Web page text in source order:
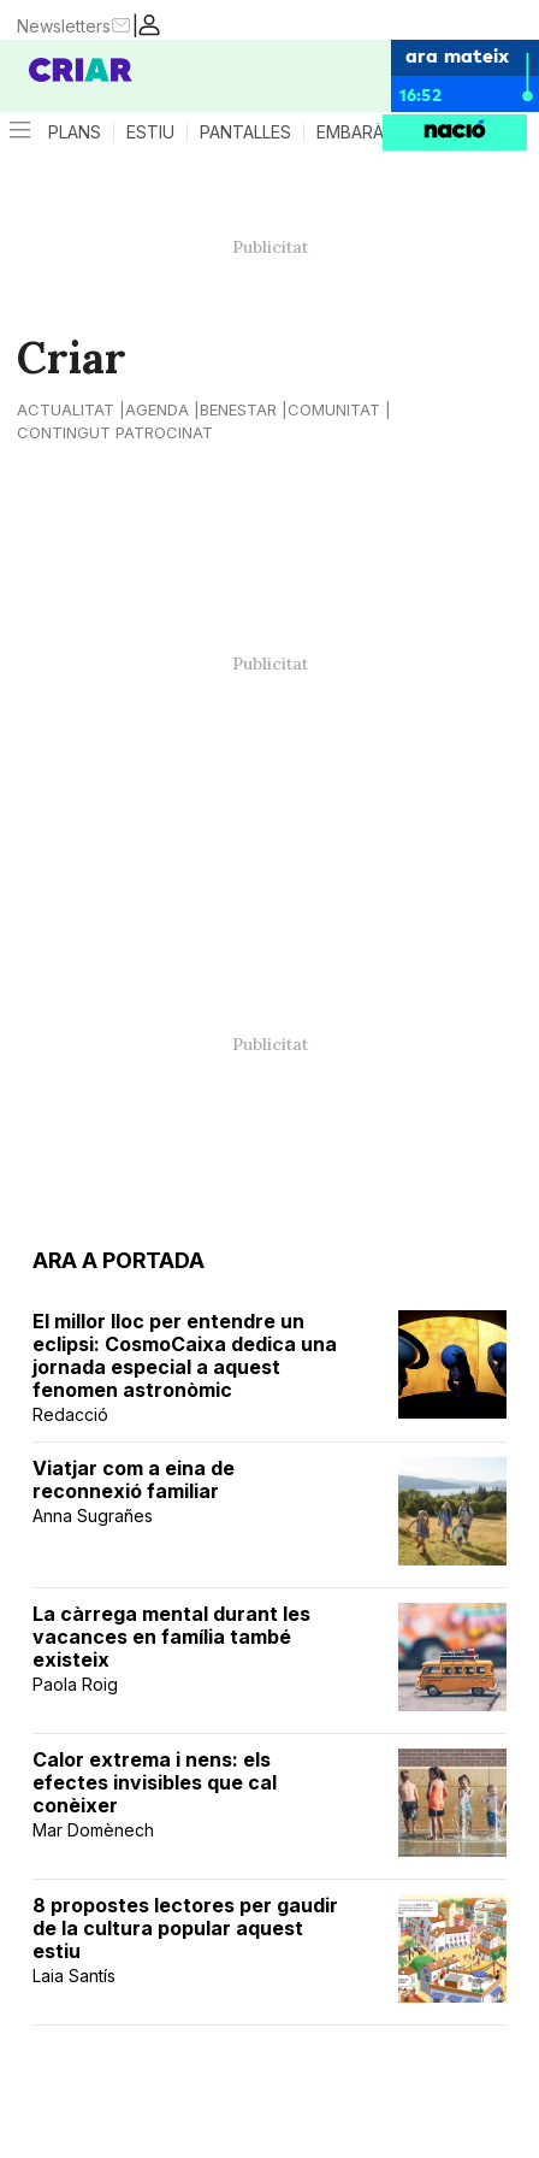
|
Newsletters
ara mateix
16:52
PLANS ESTIU PANTALLES EMBARÀS CRIANÇA
Criar
ACTUALITAT AGENDA BENESTAR
COMUNITAT
CONTINGUT PATROCINAT
ARA A PORTADA
El millor lloc per entendre un
eclipsi: CosmoCaixa dedica una
jornada especial a aquest
fenomen astronòmic
Redacció
Viatjar com a eina de
reconnexió familiar
Anna Sugrañes
La càrrega mental durant les
vacances en família també
existeix
Paola Roig
Calor extrema i nens: els
efectes invisibles que cal
conèixer
Mar Domènech
8 propostes lectores per gaudir
de la cultura popular aquest
estiu
Laia Santís